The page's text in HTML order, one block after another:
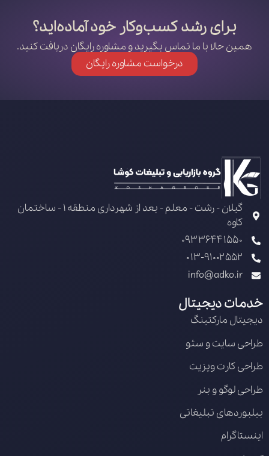
برای رشد کسب‌وکار خود آماده‌اید؟
همین حالا با ما تماس بگیرید و مشاوره رایگان دریافت کنید.
درخواست مشاوره رایگان
گیلان - رشت - معلم - بعد از شهرداری منطقه 1 - ساختمان
کاوه
09336441550
013-91002552
info@adko.ir
خدمات دیجیتال
دیجیتال مارکتینگ
طراحی سایت و سئو
طراحی کارت ویزیت
طراحی لوگو و بنر
بیلبوردهای تبلیغاتی
اینستاگرام